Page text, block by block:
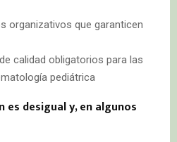
organizativos que garanticen
calidad obligatorios para las
pediátrica
es desigual y, en algunos